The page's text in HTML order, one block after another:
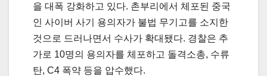
을 대폭 강화하고 있다. 촌부리에서 체포된 중국
인 사이버 사기 용의자가 불법 무기고를 소지한
것으로 드러나면서 수사가 확대됐다. 경찰은 추
가로 10명의 용의자를 체포하고 돌격소총, 수류
탄, C4 폭약 등을 압수했다.